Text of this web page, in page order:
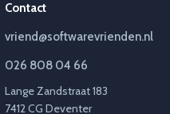
Contact
vriend@softwarevrienden.nl
026 808 04 66
Lange Zandstraat 183
7412 CG Deventer